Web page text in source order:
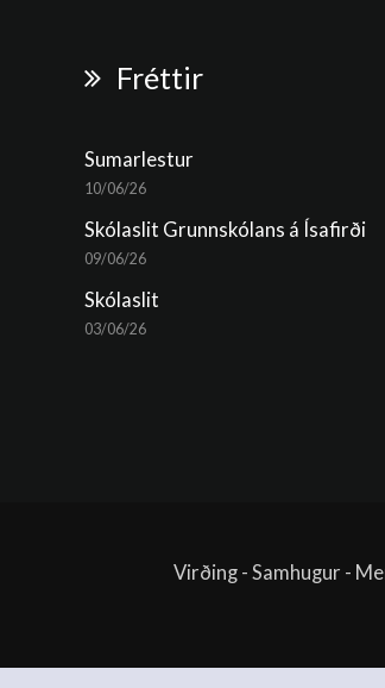
Fréttir
Sumarlestur
10/06/26
Skólaslit Grunnskólans á Ísafirði
09/06/26
Skólaslit
03/06/26
Virðing - Samhugur -